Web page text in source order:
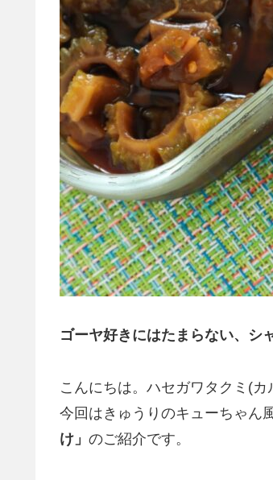
ゴーヤ好きにはたまらない、シ
こんにちは。ハセガワタクミ(カ
今回はきゅうりのキューちゃん
け」 のご紹介です。